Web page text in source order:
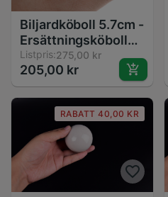
Biljardköboll 5.7cm -
Ersättningsköboll
för Snooker
Listpris:275,00 kr
205,00 kr
RABATT 40,00 KR